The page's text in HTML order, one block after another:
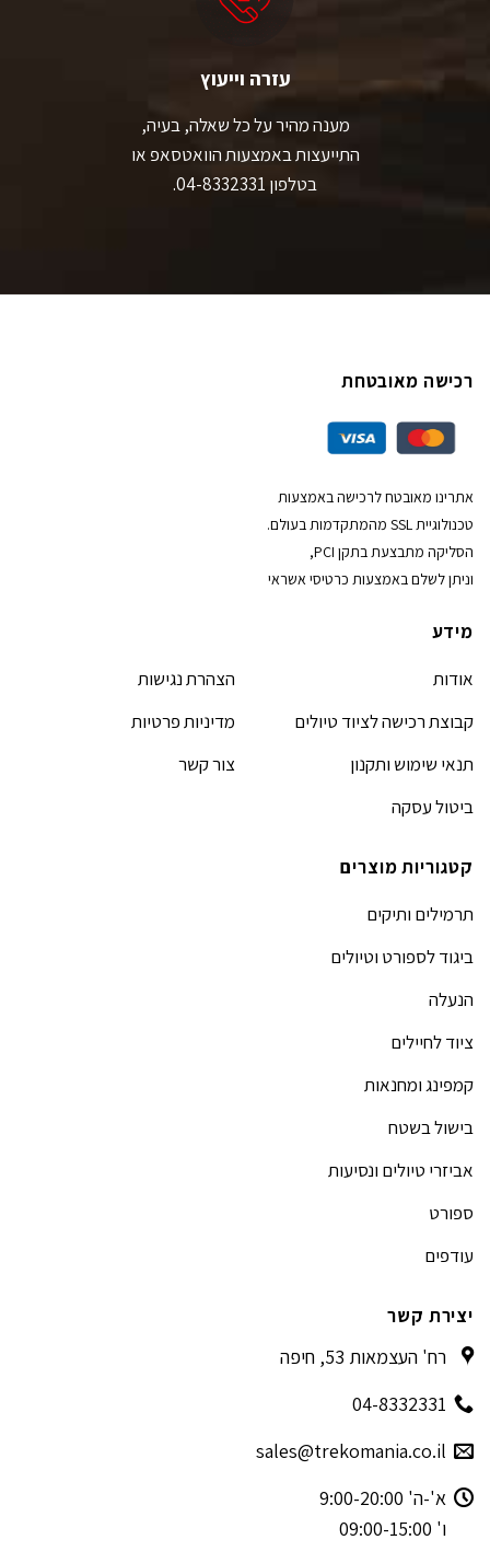
עזרה וייעוץ
מענה מהיר על כל שאלה, בעיה,
התייעצות באמצעות הוואטסאפ או
בטלפון 04-8332331.
רכישה מאובטחת
אתרינו מאובטח לרכישה באמצעות
טכנולוגיית SSL מהמתקדמות בעולם.
הסליקה מתבצעת בתקן PCI,
וניתן לשלם באמצעות כרטיסי אשראי
מידע
אודות
קבוצת רכישה לציוד טיולים
תנאי שימוש ותקנון
ביטול עסקה
הצהרת נגישות
מדיניות פרטיות
צור קשר
קטגוריות מוצרים
תרמילים ותיקים
ביגוד לספורט וטיולים
הנעלה
ציוד לחיילים
קמפינג ומחנאות
בישול בשטח
אביזרי טיולים ונסיעות
ספורט
עודפים
יצירת קשר
רח' העצמאות 53, חיפה
04-8332331
sales@trekomania.co.il
א'-ה' 9:00-20:00
ו' 09:00-15:00